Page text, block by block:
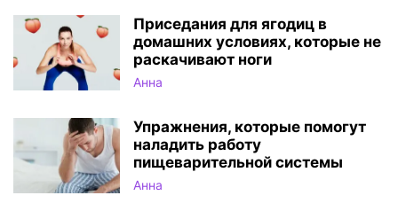
Приседания для ягодиц в
домашних условиях, которые не
раскачивают ноги
Анна
Упражнения, которые помогут
наладить работу
пищеварительной системы
Анна